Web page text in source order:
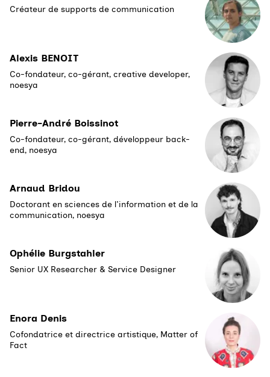
Créateur de supports de communication
Alexis BENOIT
Co-fondateur, co-gérant, creative developer,
noesya
Pierre-André Boissinot
Co-fondateur, co-gérant, développeur back-
end, noesya
Arnaud Bridou
Doctorant en sciences de l'information et de la
communication, noesya
Ophélie Burgstahler
Senior UX Researcher & Service Designer
Enora Denis
Cofondatrice et directrice artistique, Matter of
Fact